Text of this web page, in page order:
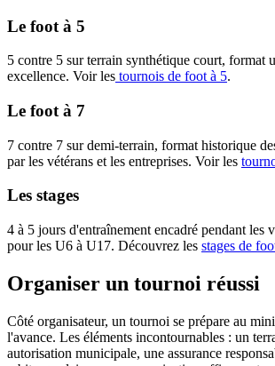
Le foot à 5
5 contre 5 sur terrain synthétique court, format
excellence. Voir les tournois de foot à 5.
Le foot à 7
7 contre 7 sur demi-terrain, format historique
par les vétérans et les entreprises. Voir les
Les stages
4 à 5 jours d'entraînement encadré pendant les
pour les U6 à U17. Découvrez les stages de
Organiser un tournoi réussi
Côté organisateur, un tournoi se prépare au
l'avance. Les éléments incontournables : un
autorisation municipale, une assurance